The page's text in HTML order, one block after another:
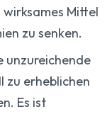
Mittel
zu senken.
unzureichende
zu erheblichen
Es ist